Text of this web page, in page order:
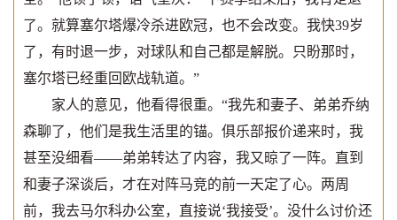
了。就算塞尔塔爆冷杀进欧冠，也不会改变。我快39岁
了，有时退一步，对球队和自己都是解脱。只盼那时，
塞尔塔已经重回欧战轨道。”
家人的意见，他看得很重。“我先和妻子、弟弟乔纳
森聊了，他们是我生活里的锚。俱乐部报价递来时，我
甚至没细看——弟弟转达了内容，我又晾了一阵。直到
和妻子深谈后，才在对阵马竞的前一天定了心。两周
前，我去马尔科办公室，直接说‘我接受’。没什么讨价还